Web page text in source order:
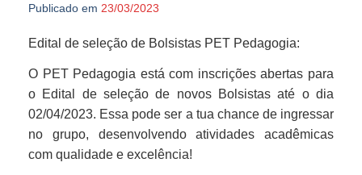
Publicado em 23/03/2023
Edital de seleção de Bolsistas PET Pedagogia:
O PET Pedagogia está com inscrições abertas para
o Edital de seleção de novos Bolsistas até o dia
02/04/2023. Essa pode ser a tua chance de ingressar
no grupo, desenvolvendo atividades acadêmicas
com qualidade e excelência!